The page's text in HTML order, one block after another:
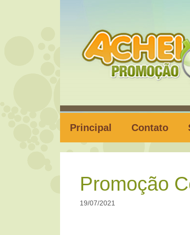
Principal Contato
Promoção
19/07/2021